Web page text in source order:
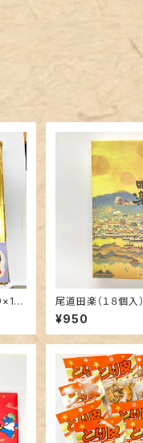
×10 尾道田楽（１８個入）
¥950